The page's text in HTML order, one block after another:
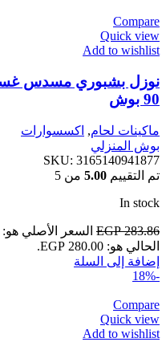
Compare
Quick view
Add to wishlist
90 بوش
ماكينات لحام, اكسسوارات
بوش المنزلي
SKU: 3165140941877
تم التقييم 5.00 من 5
In stock
EGP283.86 السعر الأصلي هو: EGP 283.86.
الحالي هو: EGP 280.00.
إضافة إلى السلة
-18%
Compare
Quick view
Add to wishlist